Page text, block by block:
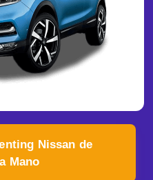
Nissan de
Mano